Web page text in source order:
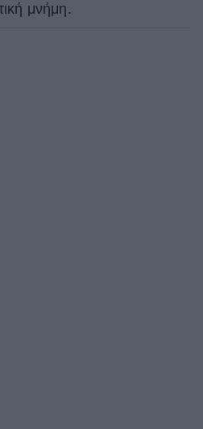
μνήμη.